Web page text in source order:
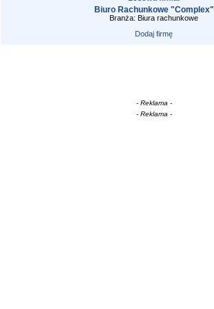
Biuro Rachunkowe "Complex"
Branża: Biura rachunkowe
Dodaj firmę
- Reklama -
- Reklama -